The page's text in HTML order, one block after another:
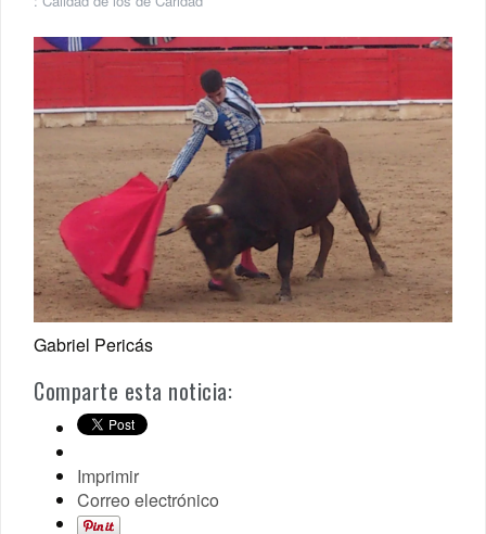
Gabriel Pericás
Comparte esta noticia:
Imprimir
Correo electrónico